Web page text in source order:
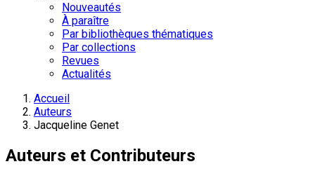
Nouveautés
À paraître
Par bibliothèques thématiques
Par collections
Revues
Actualités
Accueil
Auteurs
Jacqueline Genet
Auteurs et Contributeurs